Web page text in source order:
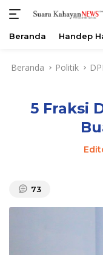
Beranda Handep
Beranda Politik
5 Fraksi
73